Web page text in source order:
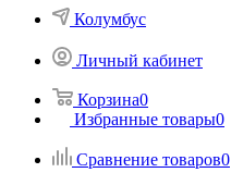
Колумбус
Личный кабинет
Корзина0
Избранные товары0
Сравнение товаров0